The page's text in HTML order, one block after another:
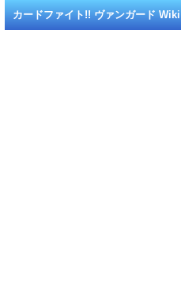
カードファイト!! ヴァンガード Wiki